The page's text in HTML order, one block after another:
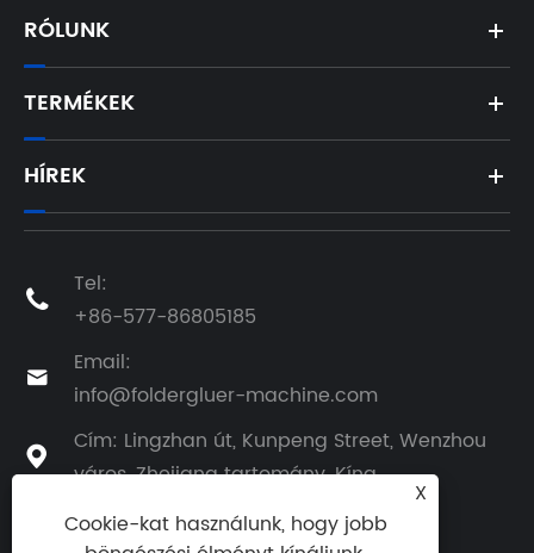
RÓLUNK
TERMÉKEK
HÍREK

Tel:
+86-577-86805185

Email:
info@foldergluer-machine.com

Cím: Lingzhan út, Kunpeng Street, Wenzhou
város, Zhejiang tartomány, Kína
X
Cookie-kat használunk, hogy jobb